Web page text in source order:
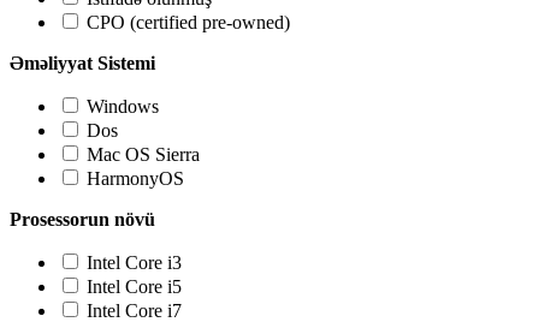
CPO (certified pre-owned)
Əməliyyat Sistemi
Windows
Dos
Mac OS Sierra
HarmonyOS
Prosessorun növü
Intel Core i3
Intel Core i5
Intel Core i7